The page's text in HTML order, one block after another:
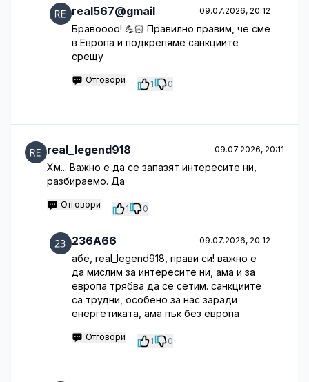
real567@gmail 09.07.2026, 20:12
Бравоооо! 💪🏻 Правилно правим, че сме
в Европа и подкрепяме санкциите
срещу
Отговори 1 0
real_legend918 09.07.2026, 20:11
Хм... Важно е да се запазят интересите ни,
разбираемо. Да
Отговори 1 0
236A66 09.07.2026, 20:12
абе, real_legend918, прави си! важно е
да мислим за интересите ни, ама и за
европа трябва да се сетим. санкциите
са трудни, особено за нас заради
енергетиката, ама пък без европа
Отговори 1 0